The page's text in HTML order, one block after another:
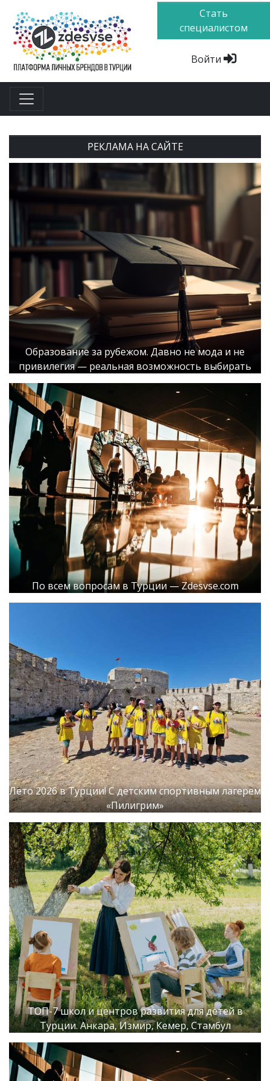
Стать
специалистом
Войти
РЕКЛАМА НА САЙТЕ
Образование за рубежом. Давно не мода и не
привилегия — реальная возможность выбирать
По всем вопросам в Турции — Zdesvse.com
Лето 2026 в Турции! С детским спортивным лагерем
«Пилигрим»
ТОП-7 школ и центров развития для детей в
Турции. Анкара, Измир, Кемер, Стамбул